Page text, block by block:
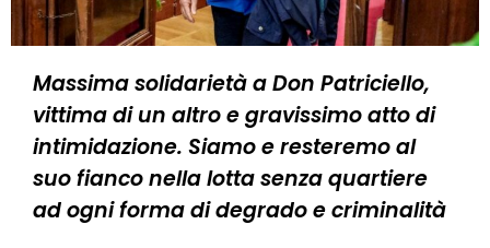
Massima solidarietà a Don Patriciello,
vittima di un altro e gravissimo atto di
intimidazione. Siamo e resteremo al
suo fianco nella lotta senza quartiere
ad ogni forma di degrado e criminalità